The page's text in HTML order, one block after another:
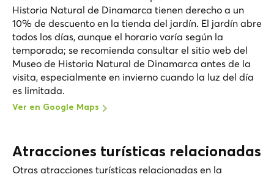
Historia Natural de Dinamarca tienen derecho a un
10% de descuento en la tienda del jardín. El jardín abre
todos los días, aunque el horario varía según la
temporada; se recomienda consultar el sitio web del
Museo de Historia Natural de Dinamarca antes de la
visita, especialmente en invierno cuando la luz del día
es limitada.
Ver en Google Maps
Atracciones turísticas relacionadas
Otras atracciones turísticas relacionadas en la